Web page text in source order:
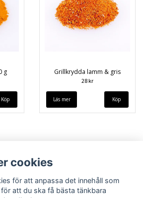
g Grillkrydda lamm & gris
28 kr
Läs mer
cookies
för att anpassa det innehåll som
att du ska få bästa tänkbara